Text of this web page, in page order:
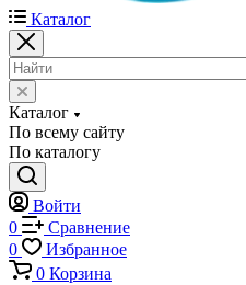
Каталог
Каталог
По всему сайту
По каталогу
Войти
0
Сравнение
0
Избранное
0 Корзина